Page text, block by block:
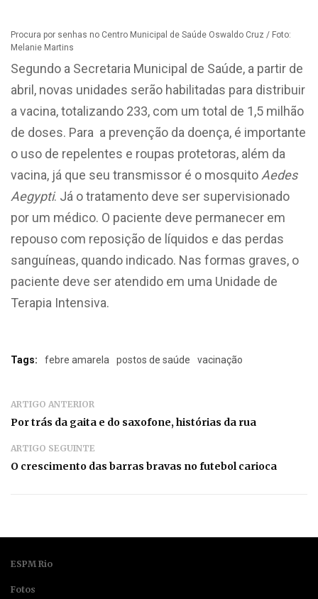
Procura por senhas no Centro Municipal de Saúde Oswaldo Cruz / Foto:
Melanie Martins
Segundo a Secretaria Municipal de Saúde, a partir de
abril, novas unidades serão habilitadas para distribuir
a vacina, totalizando 233, com um total de 1,5 milhão
de doses. Para a prevenção da doença, é importante
o uso de repelentes e roupas protetoras, além da
vacina, já que seu transmissor é o mosquito Aedes
Aegypti. Já o tratamento deve ser supervisionado
por um médico. O paciente deve permanecer em
repouso com reposição de líquidos e das perdas
sanguíneas, quando indicado. Nas formas graves, o
paciente deve ser atendido em uma Unidade de
Terapia Intensiva.
Tags: febre amarela postos de saúde vacinação
ARTIGO ANTERIOR
Por trás da gaita e do saxofone, histórias da rua
ARTIGO SEGUINTE
O crescimento das barras bravas no futebol carioca
ESPM Rio
Fotos